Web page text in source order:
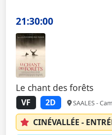
21:30:00
Le chant des forêts
VF 2D SAALES -
CINÉVALLÉE -